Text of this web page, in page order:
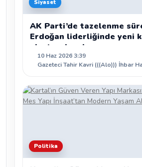
Siyaset
AK Parti’de tazelenme
Erdoğan liderliğinde yeni
oluşturulacak
10 Haz 2026 3:39
Gazeteci Tahir Kavri (((Alo))) İhbar
Politika